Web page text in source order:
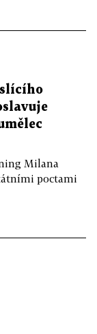
Milana
poctami